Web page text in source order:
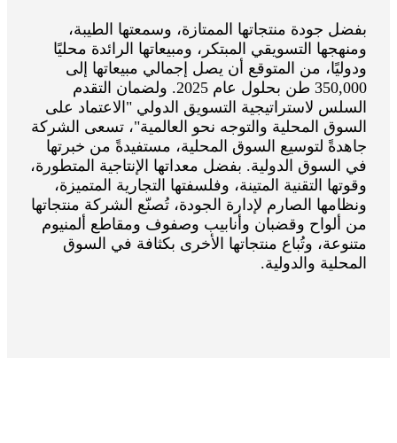
بفضل جودة منتجاتها الممتازة، وسمعتها الطيبة،
ومنهجها التسويقي المبتكر، ومبيعاتها الرائدة محليًا
ودوليًا، من المتوقع أن يصل إجمالي مبيعاتها إلى
350,000 طن بحلول عام 2025. ولضمان التقدم
السلس لاستراتيجية التسويق الدولي "الاعتماد على
السوق المحلية والتوجه نحو العالمية"، تسعى الشركة
جاهدةً لتوسيع السوق المحلية، مستفيدةً من خبرتها
في السوق الدولية. بفضل معداتها الإنتاجية المتطورة،
وقوتها التقنية المتينة، وفلسفتها التجارية المتميزة،
ونظامها الصارم لإدارة الجودة، تُصنّع الشركة منتجاتها
من ألواح وقضبان وأنابيب وصفوف ومقاطع ألمنيوم
متنوعة، وتُباع منتجاتها الأخرى بكثافة في السوق
المحلية والدولية.